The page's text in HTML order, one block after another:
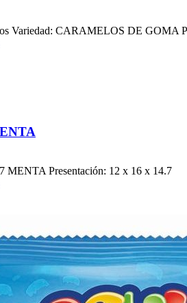
Variedad: CARAMELOS DE GOMA
MENTA Presentación: 12 x 16 x 14.7